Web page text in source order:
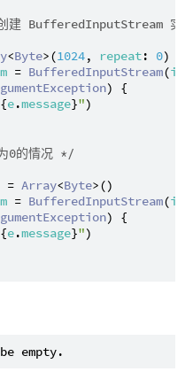
建 BufferedInputStream 实
<Byte>(1024, repeat: 0)
= BufferedInputStream(
) {
e.message}")
0的情况 */
= Array<Byte>()
= BufferedInputStream(
) {
e.message}")